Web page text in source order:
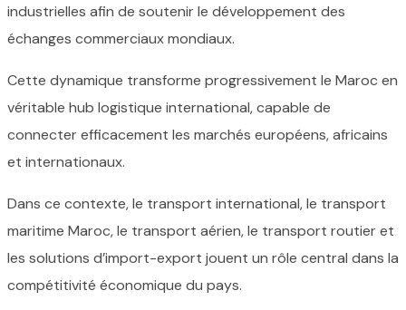
industrielles afin de soutenir le développement des
échanges commerciaux mondiaux.
Cette dynamique transforme progressivement le Maroc en
véritable hub logistique international, capable de
connecter efficacement les marchés européens, africains
et internationaux.
Dans ce contexte, le transport international, le transport
maritime Maroc, le transport aérien, le transport routier et
les solutions d’import-export jouent un rôle central dans la
compétitivité économique du pays.